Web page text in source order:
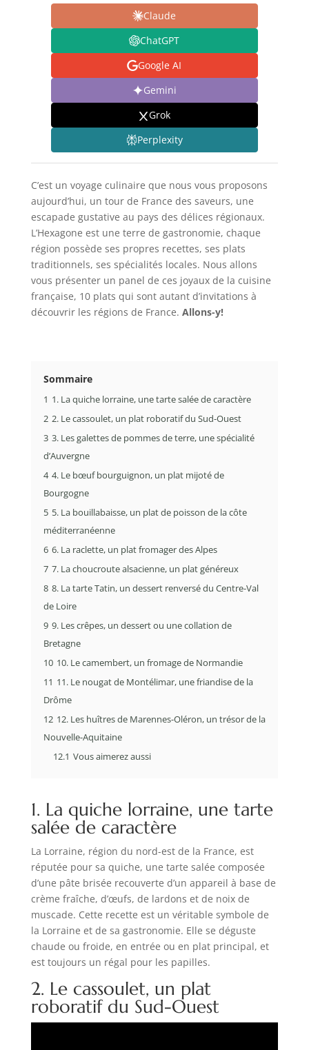
Claude
ChatGPT
Google AI
Gemini
Grok
Perplexity
C’est un voyage culinaire que nous vous proposons
aujourd’hui, un tour de France des saveurs, une
escapade gustative au pays des délices régionaux.
L’Hexagone est une terre de gastronomie, chaque
région possède ses propres recettes, ses plats
traditionnels, ses spécialités locales. Nous allons
vous présenter un panel de ces joyaux de la cuisine
française, 10 plats qui sont autant d’invitations à
découvrir les régions de France. Allons-y!
Sommaire
1 1. La quiche lorraine, une tarte salée de caractère
2 2. Le cassoulet, un plat roboratif du Sud-Ouest
3 3. Les galettes de pommes de terre, une spécialité
d’Auvergne
4 4. Le bœuf bourguignon, un plat mijoté de
Bourgogne
5 5. La bouillabaisse, un plat de poisson de la côte
méditerranéenne
6 6. La raclette, un plat fromager des Alpes
7 7. La choucroute alsacienne, un plat généreux
8 8. La tarte Tatin, un dessert renversé du Centre-Val
de Loire
9 9. Les crêpes, un dessert ou une collation de
Bretagne
10 10. Le camembert, un fromage de Normandie
11 11. Le nougat de Montélimar, une friandise de la
Drôme
12 12. Les huîtres de Marennes-Oléron, un trésor de la
Nouvelle-Aquitaine
12.1 Vous aimerez aussi
1. La quiche lorraine, une tarte
salée de caractère
La Lorraine, région du nord-est de la France, est
réputée pour sa quiche, une tarte salée composée
d’une pâte brisée recouverte d’un appareil à base de
crème fraîche, d’œufs, de lardons et de noix de
muscade. Cette recette est un véritable symbole de
la Lorraine et de sa gastronomie. Elle se déguste
chaude ou froide, en entrée ou en plat principal, et
est toujours un régal pour les papilles.
2. Le cassoulet, un plat
roboratif du Sud-Ouest